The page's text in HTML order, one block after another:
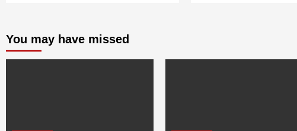
You may have missed